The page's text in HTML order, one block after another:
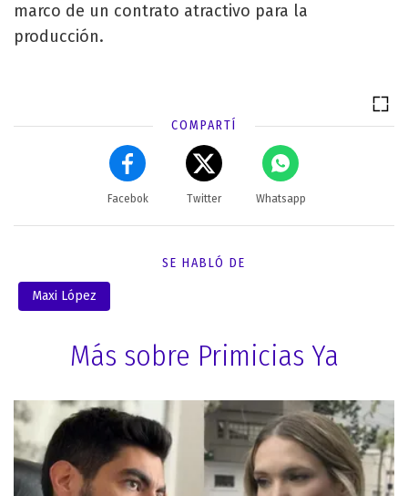
marco de un contrato atractivo para la
producción.
COMPARTÍ
Facebok Twitter Whatsapp
SE HABLÓ DE
Maxi López
Más sobre Primicias Ya